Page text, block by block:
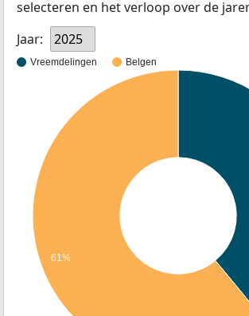
selecteren en het verloop over de
Jaar:
2025
Vreemdelingen Belgen
61%